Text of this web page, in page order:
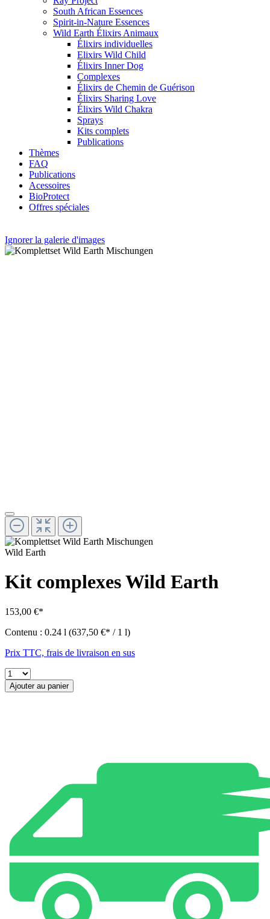
South African Essences
Spirit-in-Nature Essences
Wild Earth Élixirs Animaux
Élixirs individuelles
Elixirs Wild Child
Élixirs Inner Dog
Complexes
Élixirs de Chemin de Guérison
Élixirs Sharing Love
Élixirs Wild Chakra
Sprays
Kits complets
Publications
Thèmes
FAQ
Publications
Acessoires
BioProtect
Offres spéciales
Ignorer la galerie d'images
Wild Earth
Kit complexes Wild Earth
153,00 €*
Contenu : 0.24 l (637,50 €* / 1 l)
Prix TTC, frais de livraison en sus
Ajouter au panier